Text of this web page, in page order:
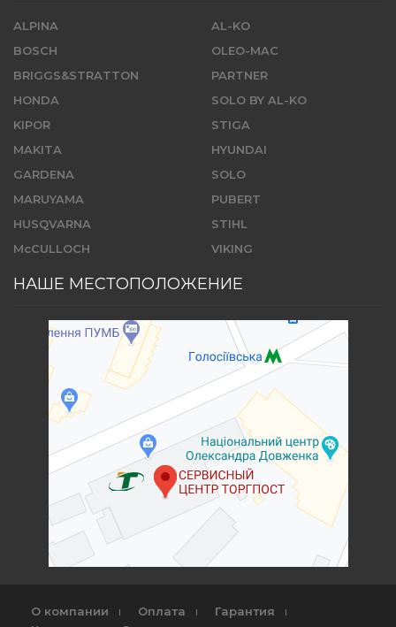
ALPINA
BOSCH
BRIGGS&STRATTON
HONDA
KIPOR
MAKITA
GARDENA
MARUYAMA
HUSQVARNA
McCULLOCH
AL-KO
OLEO-MAC
PARTNER
SOLO BY AL-KO
STIGA
HYUNDAI
SOLO
PUBERT
STIHL
VIKING
НАШЕ МЕСТОПОЛОЖЕНИЕ
О компании Оплата
Гарантия